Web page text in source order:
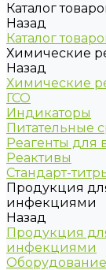
Каталог
Назад
Каталог
Химические
Назад
Химические
ГСО
Индикаторы
Питательные
Реагенты для
Реактивы
Стандарт-
Продукция
инфекциями
Назад
Продукция
инфекциями